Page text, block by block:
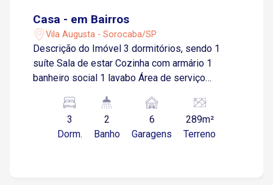
Casa - em Bairros
Vila Augusta - Sorocaba/SP
Descrição do Imóvel 3 dormitórios, sendo 1
suíte Sala de estar Cozinha com armário 1
banheiro social 1 lavabo Área de serviço
Imóvel com excelente espaço externo, ideal
para famílias que precisam de ampla área de
garagem. Localização Situado em bairro
3
Dorm.
2
Banho
6
Garagens
289m²
Terreno